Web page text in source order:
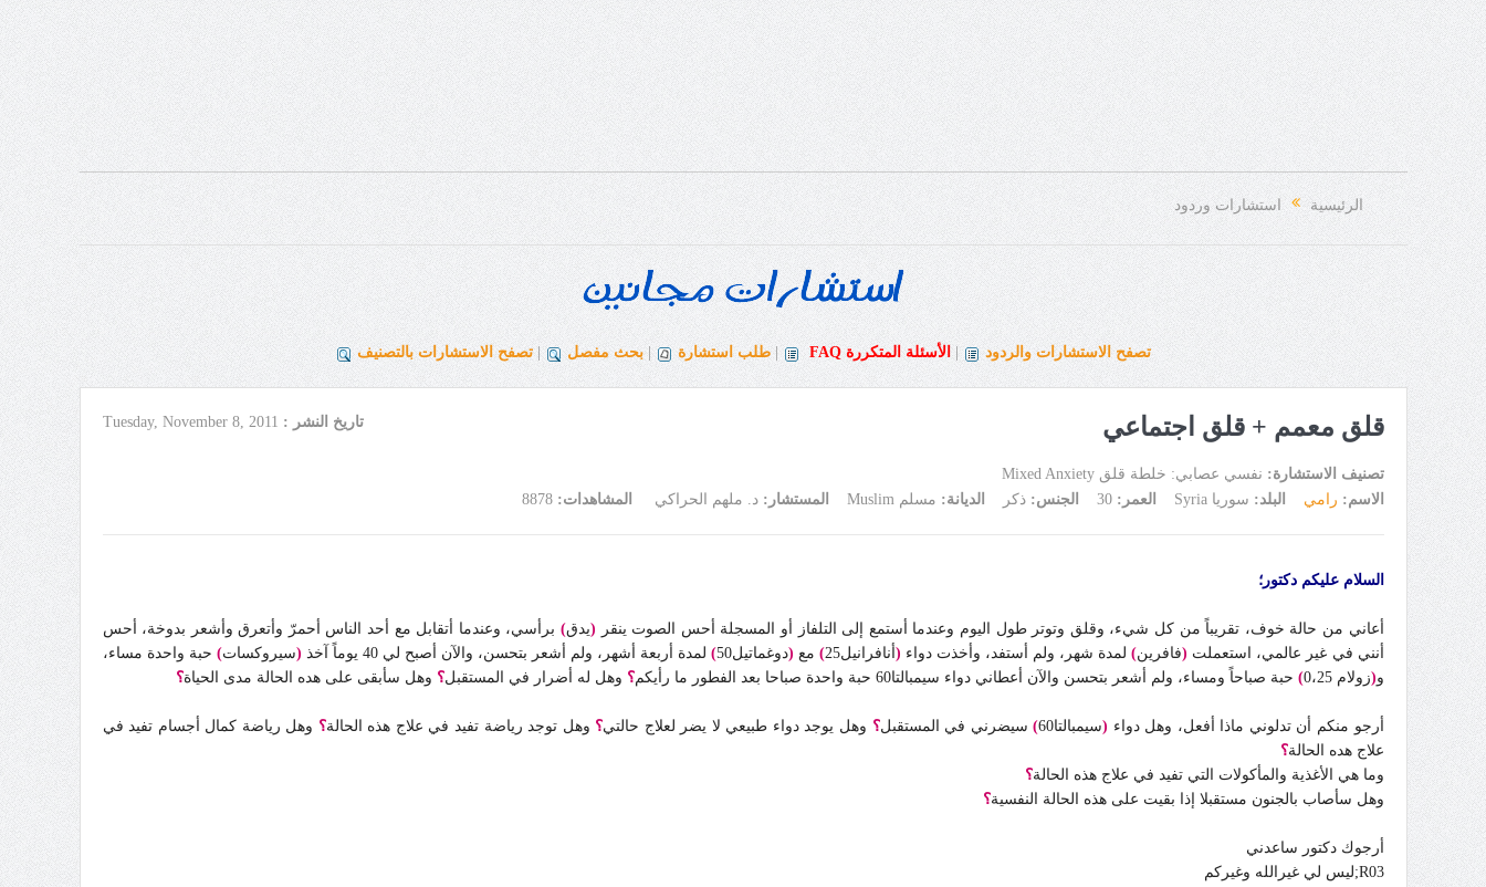
الرئيسية استشارات وردود
تصفح الاستشارات والردود الأسئلة المتكررة FAQ طلب استشارة | بحث مفصل | تصفح الاستشارات بالتصنيف
قلق معمم + قلق اجتماعي تاريخ النشر : Tuesday, November 8, 2011
تصنيف الاستشارة: نفسي عصابي: خلطة قلق Mixed Anxiety
الاسم: رامي البلد: سوريا Syria العمر:30 الجنس:ذكر الديانة: مسلم Muslim المستشار:د. ملهم الحراكي المشاهدات:8878
السلام عليكم دكتور؛
أعاني من حالة خوف، تقريباً من كل شيء، وقلق وتوتر طول اليوم وعندما أستمع إلى التلفاز أو المسجلة أحس الصوت ينقر (يدق)برأسي، وعندما أتقابل مع أحد الناس أحمرّ وأتعرق وأشعر بدوخة، أحس
أنني في غير عالمي، استعملت (فافرين)لمدة شهر، ولم أستفد، وأخذت دواء (أنافرانيل25 )مع (دوغماتيل50 )لمدة أربعة أشهر، ولم أشعر بتحسن، والآن أصبح لي 40 يوماً آخذ (سيروكسات) حبة واحدة مساء،
و(زولام 0،25 ) حبة صباحاً ومساء، ولم أشعر بتحسن والآن أعطاني دواء سيمبالتا60 حبة واحدة صباحا بعد الفطور ما رأيكم ؟ وهل له أضرار في المستقبل؟ وهل سأبقى على هده الحالة مدى الحياة؟
أرجو منكم أن تدلوني ماذا أفعل، وهل دواء (سيمبالتا60 )سيضرني في المستقبل؟ وهل يوجد دواء طبيعي لا يضر لعلاج حالتي؟ وهل توجد رياضة تفيد في علاج هذه الحالة؟ وهل رياضة كمال أجسام تفيد في
علاج هده الحالة؟
وما هي الأغذية والمأكولات التي تفيد في علاج هذه الحالة؟
وهل سأصاب بالجنون مستقبلا إذا بقيت على هذه الحالة النفسية؟
أرجوك دكتور ساعدني
R03;ليس لي غيرالله وغيركم